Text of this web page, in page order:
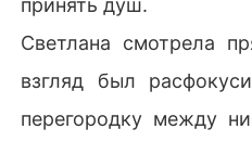
принять душ.
Светлана смотрела
взгляд был
перегородку между